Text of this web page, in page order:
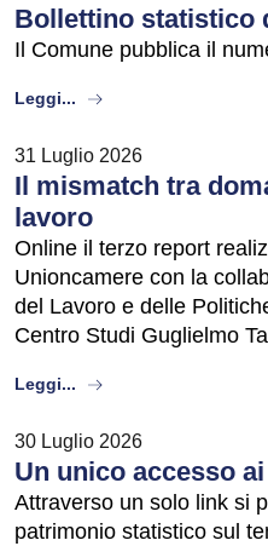
Bollettino statistico
Il Comune pubblica il
Leggi... about
31 Luglio 2026
Il mismatch tra
lavoro
Online il terzo report
Unioncamere con la
del Lavoro e delle
Centro Studi Guglielmo
Leggi... about
30 Luglio 2026
Un unico accesso
Attraverso un solo link si
patrimonio statistico sul